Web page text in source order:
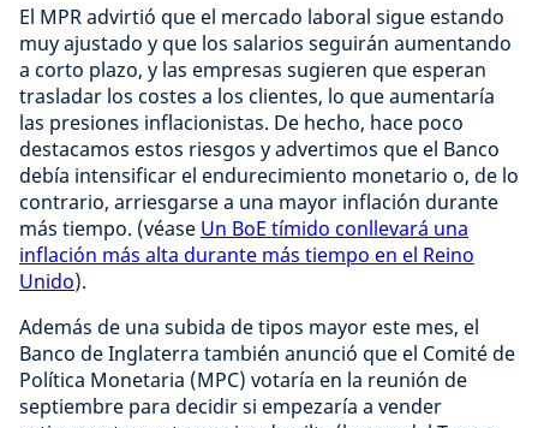
El MPR advirtió que el mercado laboral sigue estando
muy ajustado y que los salarios seguirán aumentando
a corto plazo, y las empresas sugieren que esperan
trasladar los costes a los clientes, lo que aumentaría
las presiones inflacionistas. De hecho, hace poco
destacamos estos riesgos y advertimos que el Banco
debía intensificar el endurecimiento monetario o, de lo
contrario, arriesgarse a una mayor inflación durante
más tiempo. (véase Un BoE tímido conllevará una
inflación más alta durante más tiempo en el Reino
Unido).
Además de una subida de tipos mayor este mes, el
Banco de Inglaterra también anunció que el Comité de
Política Monetaria (MPC) votaría en la reunión de
septiembre para decidir si empezaría a vender